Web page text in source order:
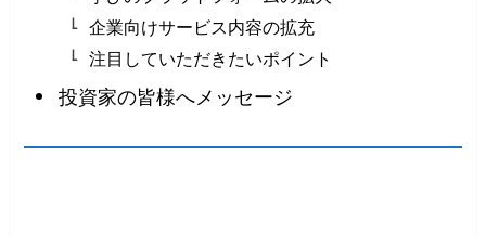
企業向けサービス内容の拡充
注目していただきたいポイント
投資家の皆様へメッセージ